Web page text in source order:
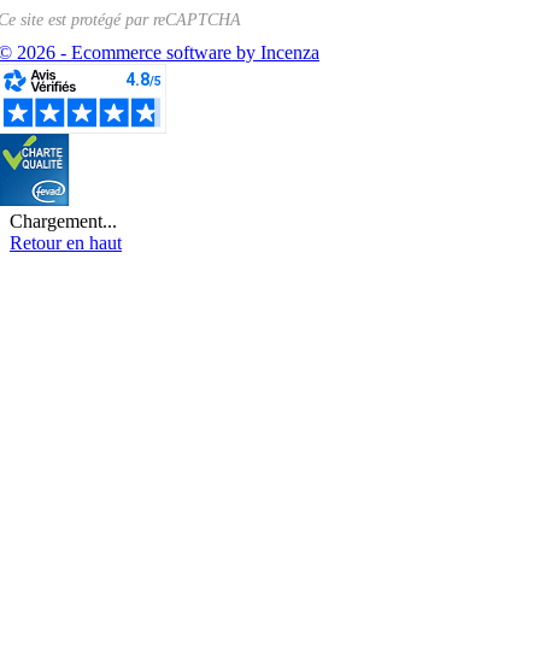
site est protégé parreCAPTCHA
2026 - Ecommerce software by Incenza
Chargement...
Retour en haut